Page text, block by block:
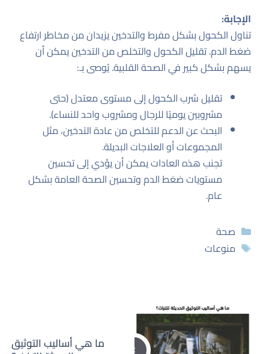
الإجابة:
تناول الكحول بشكل مفرط والتدخين يزيدان من مخاطر ارتفاع
ضغط الدم. تقليل الكحول والتخلص من التدخين يمكن أن
يسهم بشكل كبير في الصحة القلبية. يُوصى بـ:
تقليل شرب الكحول إلى مستوى معتدل (حتى
مشروبين يوميًا للرجال ومشروب واحد للنساء).
البحث عن الدعم للتخلص من عادة التدخين، مثل
المجموعات أو العلاجات البديلة.
تجنب هذه العادات يمكن أن يؤدي إلى تحسين
مستويات ضغط الدم وتحسين الصحة العامة بشكل
عام.
التصنيفات
صحة
الوسوم
منوعات
ما هي أساليب التوثيق